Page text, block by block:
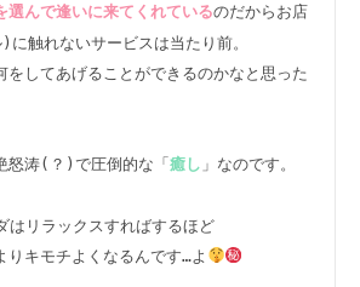
選んで逢いに来てくれているのだからお店
触れないサービスは当たり前。
をしてあげることができるのかなと思った
怒涛(？)で圧倒的な「 癒し 」なのです。
はリラックスすればするほど
りキモチよくなるんです…よ